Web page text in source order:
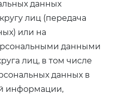
данных
лиц (передача
или на
данными
лиц, в том числе
данных в
информации,